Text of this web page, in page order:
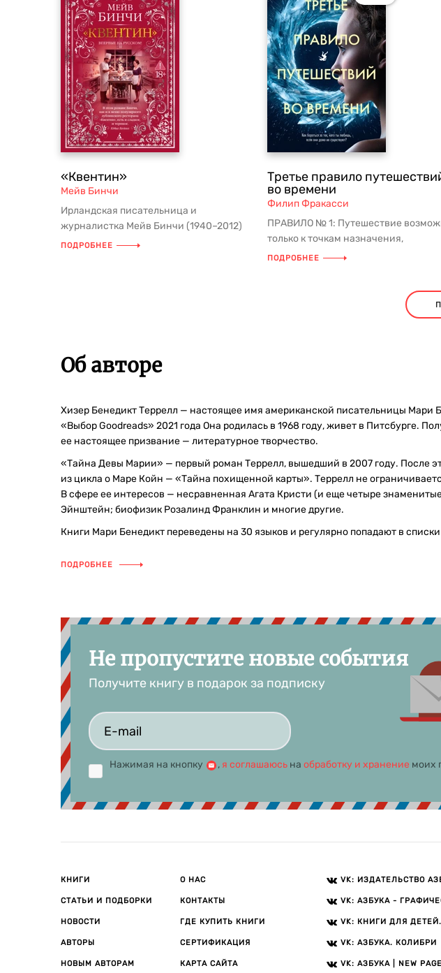
«Квентин»
Мейв Бинчи
Ирландская писательница и
журналистка Мейв Бинчи (1940–2012)
прославилась во всем мире после
ПОДРОБНЕЕ
Третье правило
во времени
Филип Фракасси
ПРАВИЛО № 1: Путешествие
только к точкам назначения,
существовавшим в течение
ПОДРОБНЕЕ
Об авторе
Хизер Бенедикт Террелл — настоящее имя американской писательницы Мари
«Выбор Goodreads» 2021 года Она родилась в 1968 году, живет в Питсбурге.
ее настоящее призвание — литературное творчество.
«Тайна Девы Марии» — первый роман Террелл, вышедший в 2007 году. После
из цикла о Маре Койн — «Тайна похищенной карты». Террелл не
В сфере ее интересов — несравненная Агата Кристи (и еще четыре
Эйнштейн; биофизик Розалинд Франклин и многие другие.
Книги Мари Бенедикт переведены на 30 языков и регулярно попадают в
ПОДРОБНЕЕ
Не пропустите новые события
Получите книгу в подарок за подписку
Нажимая на кнопку , я соглашаюсь на обработку и хранение моих
КНИГИ
СТАТЬИ И ПОДБОРКИ
НОВОСТИ
АВТОРЫ
НОВЫМ АВТОРАМ
О НАС
КОНТАКТЫ
ГДЕ КУПИТЬ КНИГИ
СЕРТИФИКАЦИЯ
КАРТА САЙТА
VK: ИЗДАТЕЛЬСТВО
VK: АЗБУКА -
VK: КНИГИ ДЛЯ
VK: АЗБУКА. КОЛИБРИ
VK: АЗБУКА | NEW PAGE